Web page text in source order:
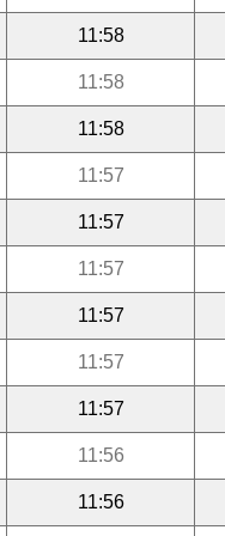
11:58
11:58
11:58
11:57
11:57
11:57
11:57
11:57
11:57
11:56
11:56